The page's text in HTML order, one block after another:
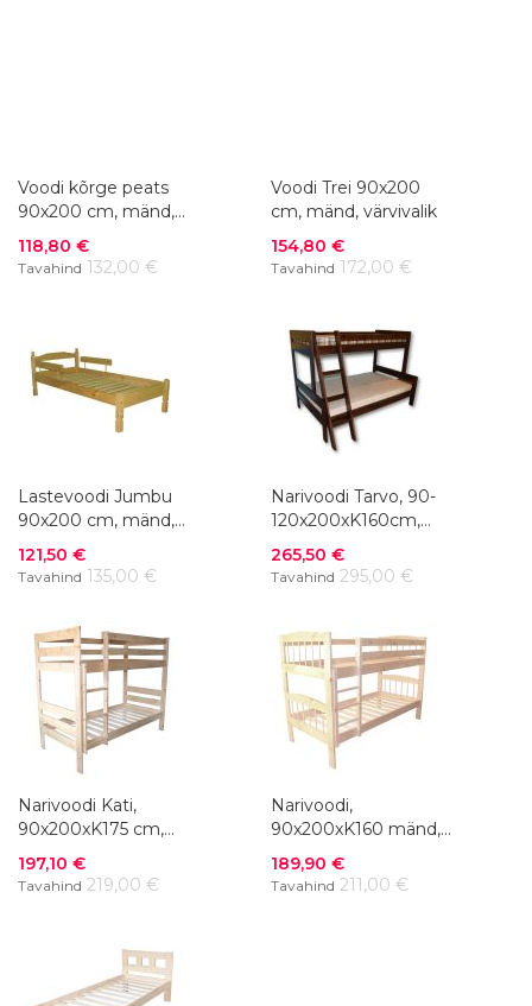
Voodi kõrge peats
90x200 cm, mänd,
värvivalik
Soodushind
118,80 €
Tavahind 132,00 €
Voodi Trei 90x200
cm, mänd, värvivalik
Soodushind
154,80 €
Tavahind 172,00 €
Lastevoodi Jumbu
90x200 cm, mänd,
värvivalik
Soodushind
121,50 €
Tavahind 135,00 €
Narivoodi Tarvo, 90-
120x200xK160cm,
mänd, värvivalik
Soodushind
265,50 €
Tavahind 295,00 €
Narivoodi Kati,
90x200xK175 cm,
mänd, värvivalik
Soodushind
197,10 €
Tavahind 219,00 €
Narivoodi,
90x200xK160 mänd,
värvivalik
Soodushind
189,90 €
Tavahind 211,00 €